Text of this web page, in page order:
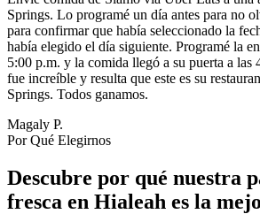
Springs. Lo programé un día antes para no
para confirmar que había seleccionado la
había elegido el día siguiente. Programé la
5:00 p.m. y la comida llegó a su puerta a las
fue increíble y resulta que este es su
Springs. Todos ganamos.
Magaly P.
Por Qué Elegirnos
Descubre por qué nuestra
fresca en Hialeah es la